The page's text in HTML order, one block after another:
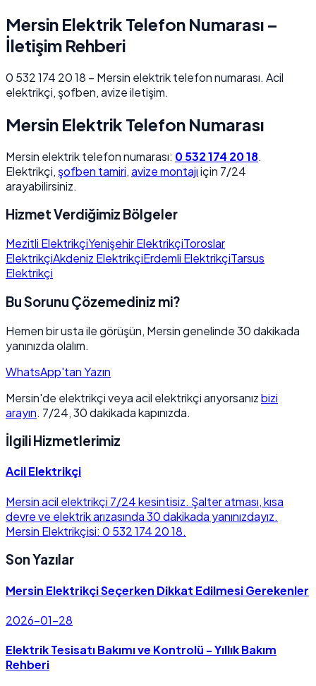
Mersin Elektrik Telefon Numarası –
İletişim Rehberi
0 532 174 20 18 – Mersin elektrik telefon numarası. Acil
elektrikçi, şofben, avize iletişim.
Mersin Elektrik Telefon Numarası
Mersin elektrik telefon numarası: 0 532 174 20 18.
Elektrikçi, şofben tamiri,avize montajıiçin 7/24
arayabilirsiniz.
Hizmet Verdiğimiz Bölgeler
Mezitli ElektrikçiYenişehir ElektrikçiToroslar
ElektrikçiAkdeniz ElektrikçiErdemli ElektrikçiTarsus
Elektrikçi
Bu Sorunu Çözemediniz mi?
Hemen bir usta ile görüşün, Mersin genelinde 30 dakikada
yanınızda olalım.
WhatsApp'tan Yazın
Mersin'de elektrikçi veya acil elektrikçi arıyorsanızbizi
arayın. 7/24, 30 dakikada kapınızda.
İlgili Hizmetlerimiz
Acil Elektrikçi
Mersin acil elektrikçi 7/24 kesintisiz. Şalter atması, kısa
devre ve elektrik arızasında 30 dakikada yanınızdayız.
Mersin Elektrikçisi: 0 532 174 20 18.
Son Yazılar
Mersin Elektrikçi Seçerken Dikkat Edilmesi Gerekenler
2026-01-28
Elektrik Tesisatı Bakımı ve Kontrolü - Yıllık Bakım
Rehberi